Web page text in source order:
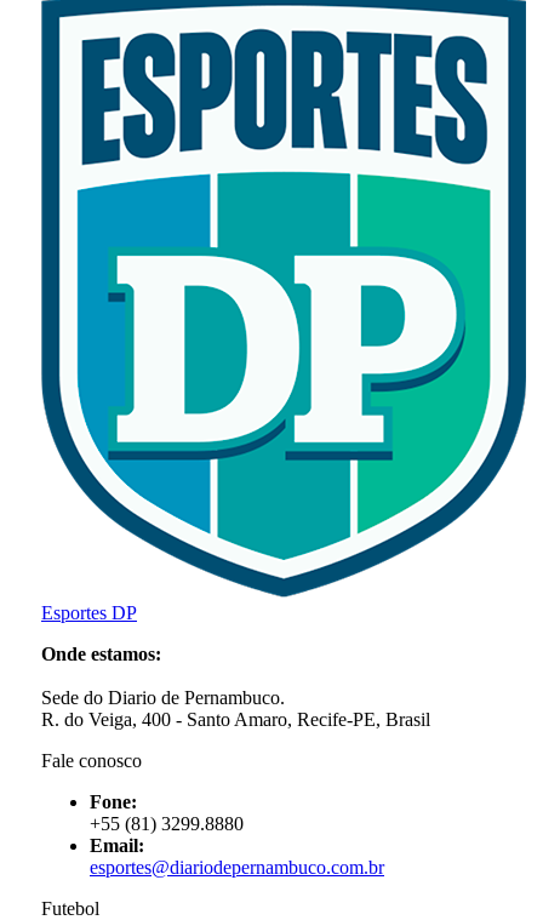
Esportes DP
Onde estamos:
Sede do Diario de Pernambuco.
R. do Veiga, 400 - Santo Amaro, Recife-PE, Brasil
Fale conosco
Fone:
+55 (81) 3299.8880
Email:
esportes@diariodepernambuco.com.br
Futebol